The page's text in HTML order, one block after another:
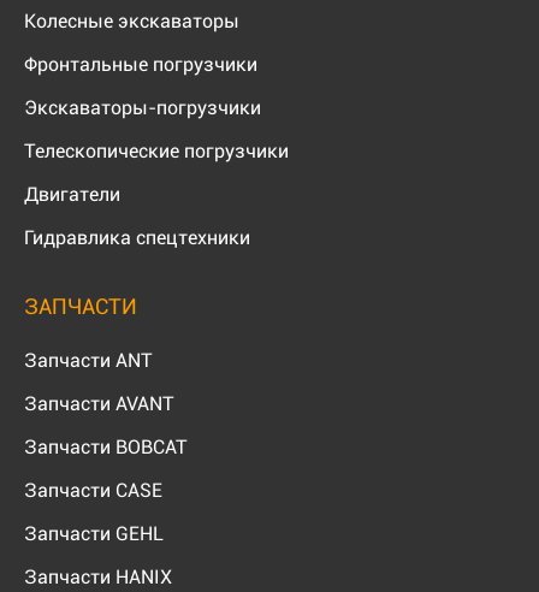
Колесные экскаваторы
Фронтальные погрузчики
Экскаваторы-погрузчики
Телескопические погрузчики
Двигатели
Гидравлика спецтехники
ЗАПЧАСТИ
Запчасти ANT
Запчасти AVANT
Запчасти BOBCAT
Запчасти CASE
Запчасти GEHL
Запчасти HANIX